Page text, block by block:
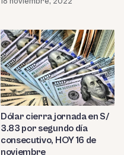
Dólar cierra jornada en S/
3.83 por segundo día
consecutivo, HOY 16 de
noviembre